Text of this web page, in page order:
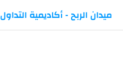
ميدان الربح - أكاديمية التداول